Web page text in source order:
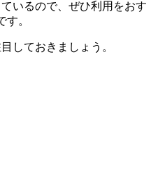
いるので、ぜひ利用をおす
。
しておきましょう。